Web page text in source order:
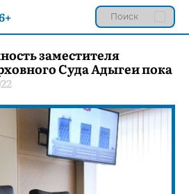
заместителя
Суда Адыгеи пока